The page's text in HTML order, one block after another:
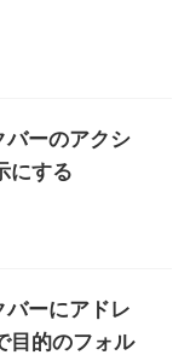
ーのアクシ
にする
ーにアドレ
目的のフォル